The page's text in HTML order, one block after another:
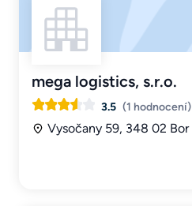
mega logistics, s.r.o.
3.5 (1 hodnocení)
Vysočany 59, 348 02 Bor